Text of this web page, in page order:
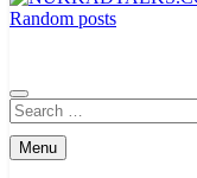
Random posts
Search
for:
Menu